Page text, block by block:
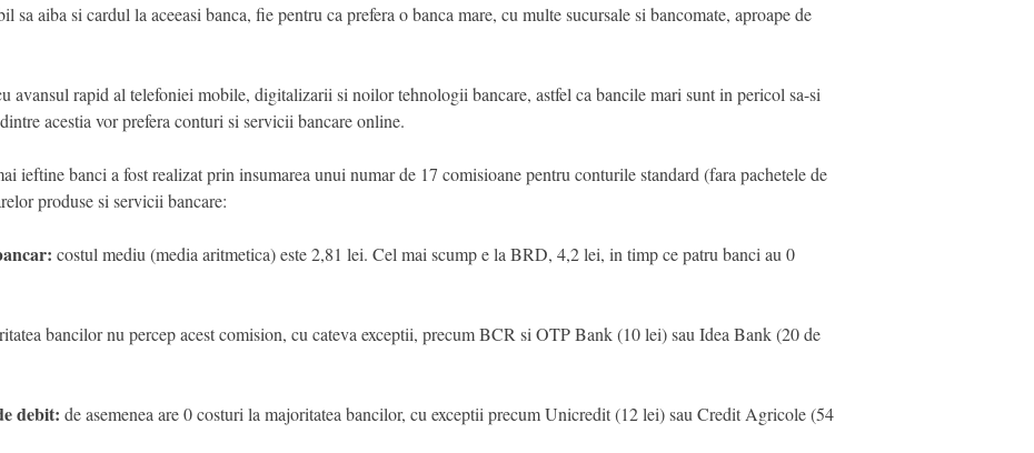
sa aiba si cardul la aceeasi banca, fie pentru ca prefera o banca mare, cu multe sucursale si bancomate, aproape de
avansul rapid al telefoniei mobile, digitalizarii si noilor tehnologii bancare, astfel ca bancile mari sunt in pericol sa-si
acestia vor prefera conturi si servicii bancare online.
ieftine banci a fost realizat prin insumarea unui numar de 17 comisioane pentru conturile standard (fara pachetele de
produse si servicii bancare:
costul mediu (media aritmetica) este 2,81 lei. Cel mai scump e la BRD, 4,2 lei, in timp ce patru banci au 0
bancilor nu percep acest comision, cu cateva exceptii, precum BCR si OTP Bank (10 lei) sau Idea Bank (20 de
debit: de asemenea are 0 costuri la majoritatea bancilor, cu exceptii precum Unicredit (12 lei) sau Credit Agricole (54